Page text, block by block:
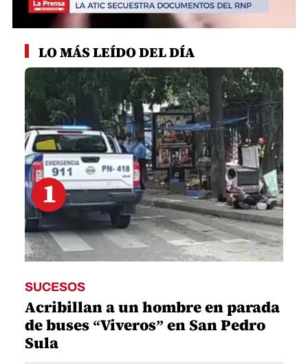
seconds
seconds
LO MÁS LEÍDO DEL DÍA
1
SUCESOS
Acribillan a un hombre en parada
de buses “Viveros” en San Pedro
Sula